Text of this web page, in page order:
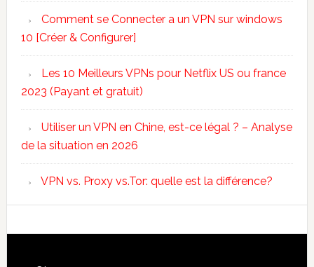
Comment se Connecter a un VPN sur windows
10 [Créer & Configurer]
Les 10 Meilleurs VPNs pour Netflix US ou france
2023 (Payant et gratuit)
Utiliser un VPN en Chine, est-ce légal ? – Analyse
de la situation en 2026
VPN vs. Proxy vs.Tor: quelle est la différence?